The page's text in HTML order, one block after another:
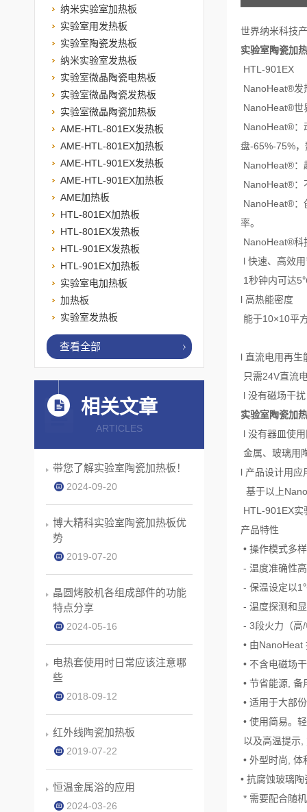
世界纳米科技
实验室陶瓷加
HTL-901EX
NanoHeat®发
NanoHeat®世
NanoHeat®：
盘-65%-75%
NanoHeat®：
NanoHeat®：
NanoHeat®：
率。
NanoHeat®科
l 快速、高效
1秒钟内可达
l 高热能密度
能于10×10平
l 直流电用再生
只需24V直流
l 没有磁场干扰
实验室陶瓷加
l 没有器皿使
金属、玻璃
l 产品设计用应
基于以上
HTL-901EX实
产品特性
• 操作模式多
- 温度准确性
- 保温设定以
- 温度探测和
- 3段火力（高
• 由
• 不含电磁场
• 节省能源, 备
• 适用于大部
• 使用简易。
以及高温提示,
• 外型时尚, 体
• 抗腐蚀玻璃
* 需要配合随
纳米实验室加热板
实验室用发热板
实验室陶瓷发热板
纳米实验室发热板
实验室微晶陶瓷电热板
实验室微晶陶瓷发热板
实验室微晶陶瓷加热板
AME-HTL-801EX发热板
AME-HTL-801EX加热板
AME-HTL-901EX发热板
AME-HTL-901EX加热板
AME加热板
HTL-801EX加热板
HTL-801EX发热板
HTL-901EX发热板
HTL-901EX加热板
实验室电加热板
加热板
实验室发热板
查看全部
相关文章
ARTICLES
带您了解实验室陶瓷加热板！
2024-09-20
博大精科实验室陶瓷加热板优
势
2019-07-20
晶圆烤胶机各组成部件的功能
特点分享
2024-05-16
电热套使用时日常应该注意哪
些
2018-09-12
红外线陶瓷加热板
2019-07-22
恒温金属浴的应用
2024-03-26